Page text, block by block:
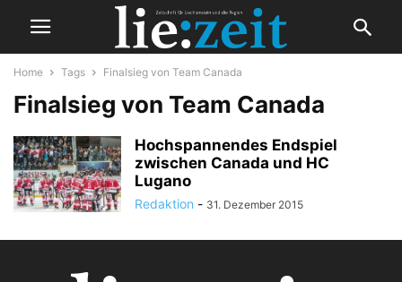
Home Tags Finalsieg von Team Canada
Finalsieg von Team Canada
Hochspannendes Endspiel
zwischen Canada und HC
Lugano
Redaktion - 31. Dezember 2015